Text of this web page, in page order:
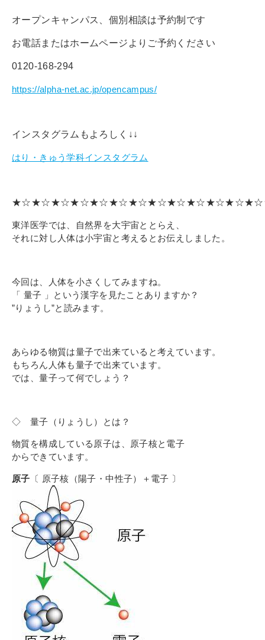
オープンキャンパス、個別相談は予約制です
お電話またはホームページよりご予約ください
0120-168-294
https://alpha-net.ac.jp/opencampus/
インスタグラムもよろしく↓↓
はり・きゅう学科インスタグラム
東洋医学では、自然界を大宇宙ととらえ、
それに対し人体は小宇宙と考えるとお伝えしました。
今回は、人体を小さくしてみますね。
「 量子 」という漢字を見たことありますか？
”りょうし”と読みます。
あらゆる物質は量子で出来ていると考えています。
もちろん人体も量子で出来ています。
では、量子って何でしょう？
◇ 量子（りょうし）とは？
物質を構成している原子は、原子核と電子
からできています。
原子 〔 原子核（陽子・中性子）＋電子 〕